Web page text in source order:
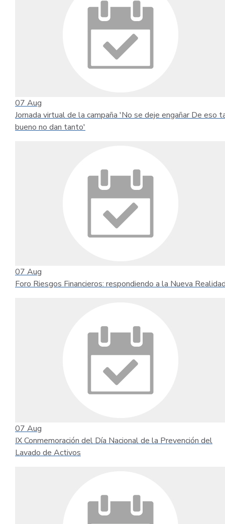
07 Aug
Jornada virtual de la campaña 'No se deje engañar De eso
bueno no dan tanto'
07 Aug
Foro Riesgos Financieros: respondiendo a la Nueva
07 Aug
IX Conmemoración del Día Nacional de la Prevención del
Lavado de Activos